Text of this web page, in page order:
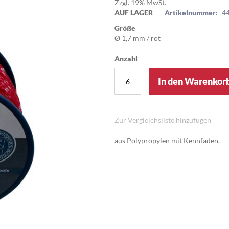
Zzgl. 19% MwSt.
AUF LAGER
Artikelnummer:
Größe
Ø 1,7 mm / rot
Anzahl
In den
Zur Vergleichsliste hinzufügen
aus Polypropylen mit Kennfaden.